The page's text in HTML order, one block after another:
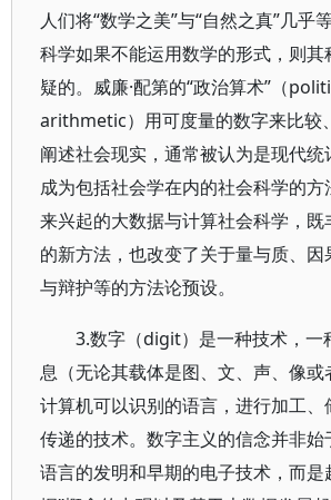
人们将“数学之美”与“自然之真”几乎
科学如果不能运用数学的形式，则
疑的。威廉·配第的“政治算术”（
arithmetic）用可度量的数字来比较
阐述社会现实，通常被认为是现代
成为包括社会学在内的社会科学的
来兴起的大数据与计算社会科学，
的新方法，也改变了关于量与质、
与辩护等的方法论预设。
3.数字（digit）是一种技术，一
息（无论其载体是图、文、声、像或
计算机可以识别的语言，进行加工、
传递的技术。数字主义的信念并非
语言的发明和早期的电子技术，而是